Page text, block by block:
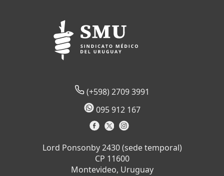
(+598) 2709 3991
095 912 167
Lord Ponsonby 2430 (sede temporal)
CP 11600
Montevideo, Uruguay